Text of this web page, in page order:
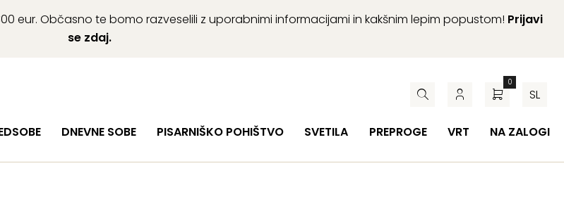
eur. Občasno te bomo razveselili z uporabnimi informacijami in kakšnim lepim popustom! Prijavi
se zdaj.
0
SL
DNEVNE SOBE PISARNIŠKO POHIŠTVO SVETILA PREPROGE VRT NA ZALOGI